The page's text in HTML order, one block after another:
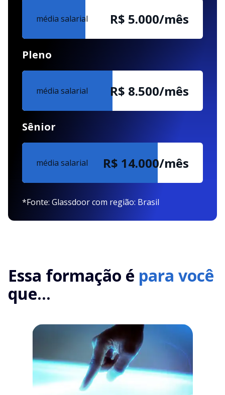
média salarial R$ 5.000/mês
Pleno
média salarial R$ 8.500/mês
Sênior
média salarial R$ 14.000/mês
*Fonte: Glassdoor com região: Brasil
Essa formação é para você
que...